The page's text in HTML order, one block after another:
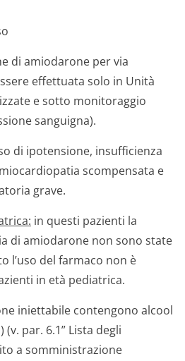
di amiodarone per via
effettuata solo in Unità
e sotto monitoraggio
sanguigna).
di ipotensione, insufficienza
scompensata e
grave.
in questi pazienti la
di amiodarone non sono state
l’uso del farmaco non è
in età pediatrica.
iniettabile contengono alcool
par. 6.1” Lista degli
a somministrazione